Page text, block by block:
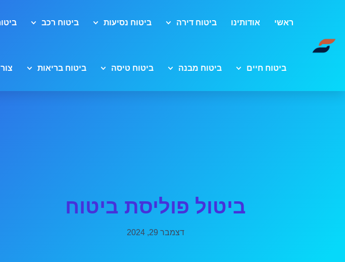
ראשי אודותינו ביטוח דירה ביטוח נסיעות ביטוח רכב
ביטוח חיים ביטוח מבנה ביטוח טיסה ביטוח בריאות
ביטול פוליסת ביטוח
דצמבר 29, 2024